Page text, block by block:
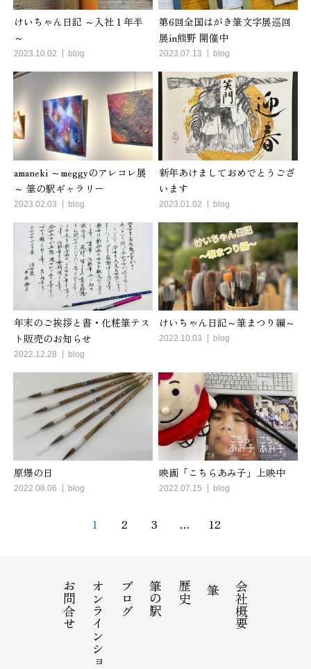
けいちゃん日記 ～入社１年半
～
2023.10.02 blog
第6回全国はがき筆文字展巡回
展in熊野 開催中
2023.07.13 blog
amaneki ～meggyのアレコレ展
～ 筆の駅ギャラリー
2023.02.03 blog
新年あけましておめでとうござ
います
2023.01.02 blog
年末のご挨拶と書・化粧筆テス
ト販売のお知らせ
2022.12.28 blog
けいちゃん日記～筆まつり編～
2022.10.03 blog
原爆の日
2022.08.06 blog
映画「こちらあみ子」上映中
2022.07.15 blog
1 2 3 … 12
会社概要
筆
歴史
筆の駅
ブログ
オンラインショップ
お問合せ